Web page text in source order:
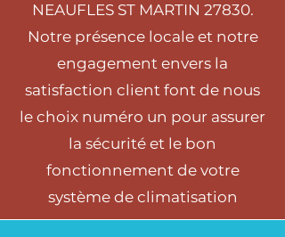
NEAUFLES ST MARTIN 27830.
Notre présence locale et notre
engagement envers la
satisfaction client font de nous
le choix numéro un pour assurer
la sécurité et le bon
fonctionnement de votre
système de climatisation